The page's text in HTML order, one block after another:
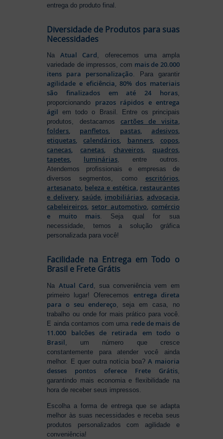
entrega do produto final.
Diversidade de Produtos para suas
Necessidades
NaAtual Card, oferecemos uma ampla
variedade de impressos, com mais de 20.000
itens para personalização. Para garantir
agilidade e eficiência, 80% dos materiais
são finalizados em até 24 horas,
proporcionando prazos rápidos e entrega
ágil em todo o Brasil. Entre os principais
produtos, destacamos cartões de visita,
folders, panfletos, pastas, adesivos,
etiquetas,calendários, banners, copos,
canecas,canetas, chaveiros, quadros,
tapetes, luminárias, entre outros.
Atendemos profissionais e empresas de
diversos segmentos, como escritórios,
artesanato, beleza e estética, restaurantes
e delivery, saúde, imobiliárias, advocacia,
cabeleireiros, setor automotivo, comércio
e muito mais. Seja qual for sua
necessidade, temos a solução gráfica
personalizada para você!
Facilidade na Entrega em Todo o
Brasil e Frete Grátis
Na Atual Card , sua conveniência vem em
primeiro lugar! Oferecemos entrega direta
para o seu endereço , seja em casa, no
trabalho ou onde for mais prático para você.
E ainda contamos com uma rede de mais de
11.000 balcões de retirada em todo o
Brasil , um número que cresce
constantemente para atender você ainda
melhor. E quer outra notícia boa?A maioria
desses pontos oferece Frete Grátis,
garantindo mais economia e flexibilidade na
hora de receber seus impressos.
Escolha a forma de entrega que se adapta
melhor às suas necessidades e receba seus
produtos personalizados com agilidade e
conveniência!